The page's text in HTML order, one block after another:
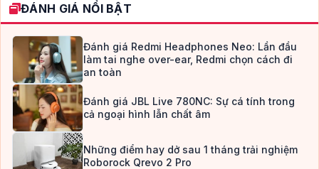
ĐÁNH GIÁ NỔI BẬT
Đánh giá Redmi Headphones Neo: Lần đầu
làm tai nghe over-ear, Redmi chọn cách đi
an toàn
Đánh giá JBL Live 780NC: Sự cá tính trong
cả ngoại hình lẫn chất âm
Những điểm hay dở sau 1 tháng trải nghiệm
Roborock Qrevo 2 Pro